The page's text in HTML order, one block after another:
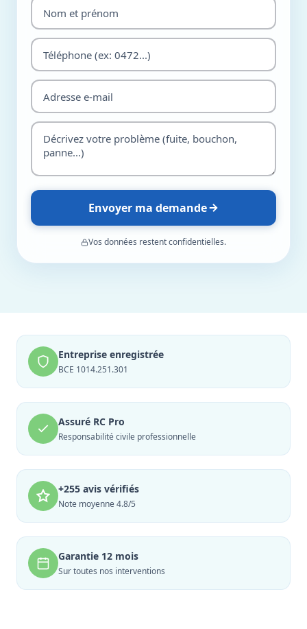
Envoyer ma demande
Vos données restent confidentielles.
Entreprise enregistrée
BCE 1014.251.301
Assuré RC Pro
Responsabilité civile professionnelle
+255 avis vérifiés
Note moyenne 4.8/5
Garantie 12 mois
Sur toutes nos interventions